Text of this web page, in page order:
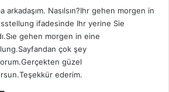
k
i
:
arkadaşım. Nasılsın?Ihr gehen morgen in
ifadesinde Ihr yerine Sie
gehen morgen in eine
çok şey
güzel
ederim.